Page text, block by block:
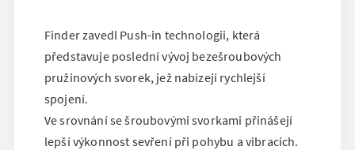
Finder zavedl Push-in technologii, která
představuje poslední vývoj bezešroubových
pružinových svorek, jež nabízejí rychlejší
spojení.
Ve srovnání se šroubovými svorkami přinášejí
lepší výkonnost sevření při pohybu a vibracích.